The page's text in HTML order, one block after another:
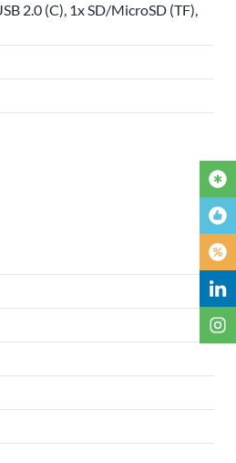
2.0 (C), 1x SD/MicroSD (TF),